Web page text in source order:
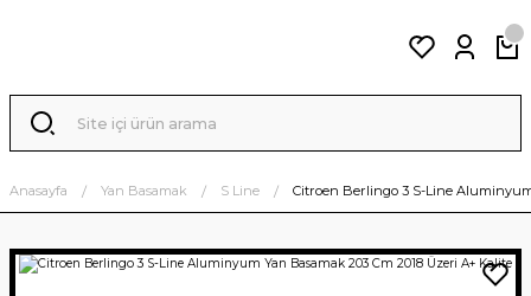
Anasayfa Yan Basamak S Line Citroen Berlingo 3 S-Line